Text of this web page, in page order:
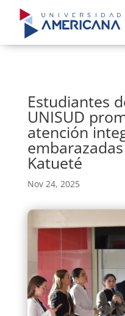
Estudiantes
UNISUD
atención
Katueté
Nov 24, 2025